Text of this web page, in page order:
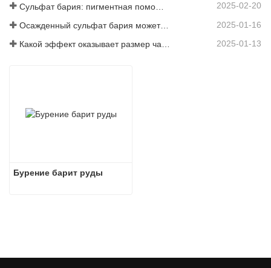
2025-02-20
Осажденный сульфат бария может значительно улучшить характеристики покрытий 2025-01-16
2025-01-13
Бурение барит руды